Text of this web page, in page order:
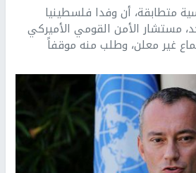
متطابقة، أن وفدا فلسطينيا
مستشار الأمن القومي الأميركي
غير معلن، وطلب منه موقفاً